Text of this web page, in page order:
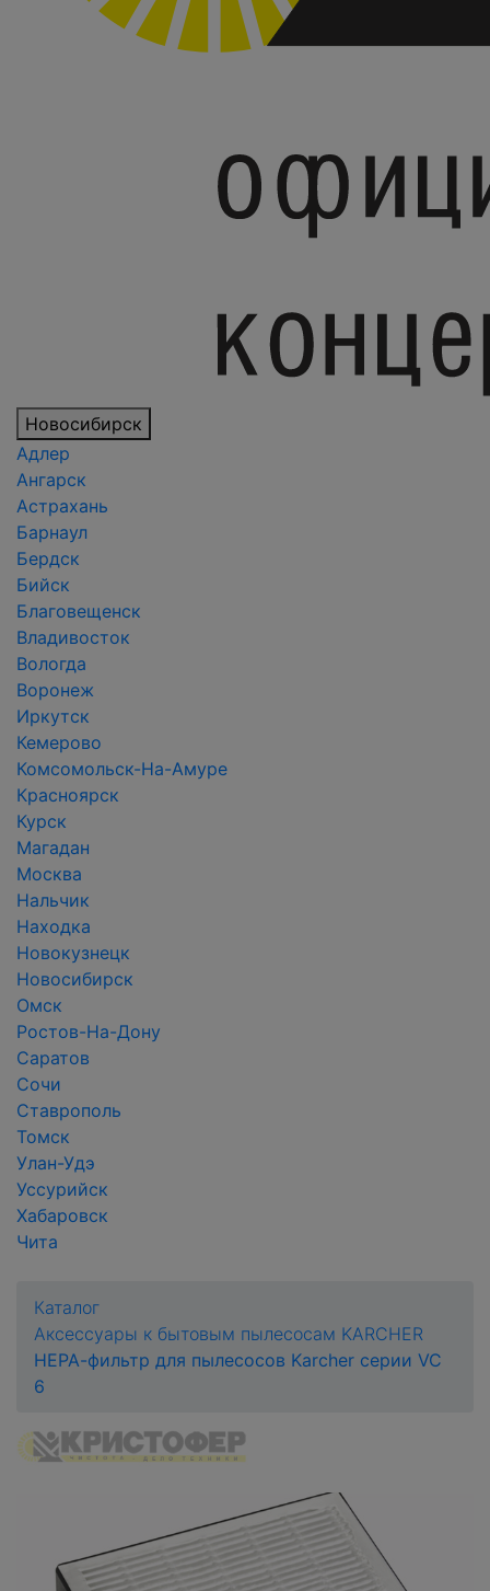
Новосибирск
Адлер
Ангарск
Астрахань
Барнаул
Бердск
Бийск
Благовещенск
Владивосток
Вологда
Воронеж
Иркутск
Кемерово
Комсомольск-На-Амуре
Красноярск
Курск
Магадан
Москва
Нальчик
Находка
Новокузнецк
Новосибирск
Омск
Ростов-На-Дону
Саратов
Сочи
Ставрополь
Томск
Улан-Удэ
Уссурийск
Хабаровск
Чита
Каталог
Аксессуары к бытовым пылесосам KARCHER
НЕРА-фильтр для пылесосов Karcher серии VC
6